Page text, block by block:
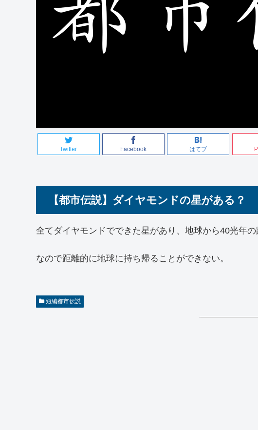
Twitter Facebook はてブ
【都市伝説】ダイヤモンドの星がある？
全てダイヤモンドでできた星があり、地球から40光年の
なので距離的に地球に持ち帰ることができない。
短編都市伝説